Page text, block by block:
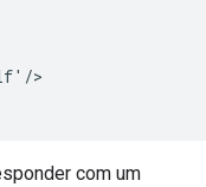
>
com um